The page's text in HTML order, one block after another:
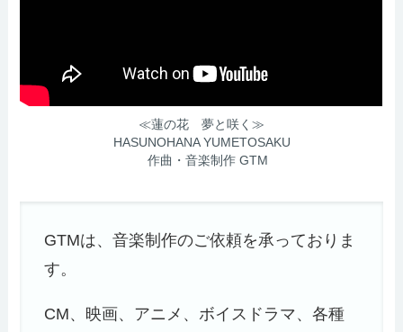
≪蓮の花 夢と咲く≫
HASUNOHANA YUMETOSAKU
作曲・音楽制作 GTM
GTMは、音楽制作のご依頼を承っておりま
す。
CM、映画、アニメ、ボイスドラマ、各種